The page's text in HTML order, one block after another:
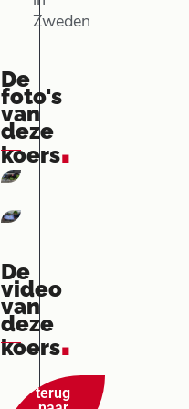
Zweden
De
foto's
van
deze
koers.
De
video
van
deze
koers.
terug